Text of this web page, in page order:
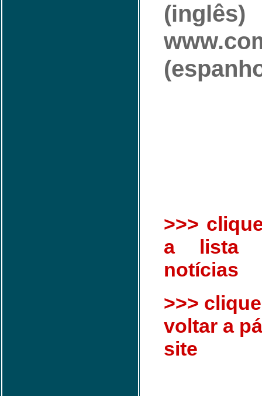
(inglês)
>>>
a lista
notícias
>>>
voltar a
site